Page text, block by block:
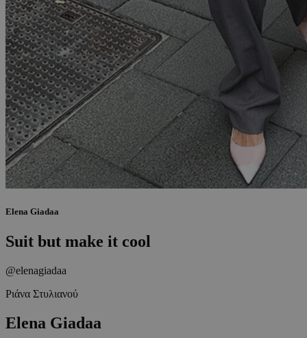
Elena Giadaa
Suit but make it cool
@elenagiadaa
Ριάνα Στυλιανού
Elena Giadaa